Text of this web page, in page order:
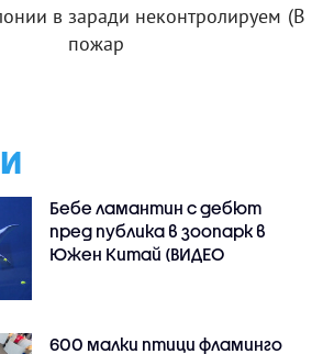
в заради неконтролируем
пожар
Бебе ламантин с дебют
пред публика в зоопарк в
Южен Китай (ВИДЕО
600 малки птици фламинго